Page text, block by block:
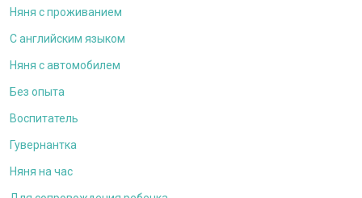
Няня с проживанием
С английским языком
Няня с автомобилем
Без опыта
Воспитатель
Гувернантка
Няня на час